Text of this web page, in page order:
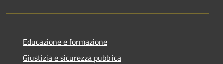
Educazione e formazione
Giustizia e sicurezza pubblica